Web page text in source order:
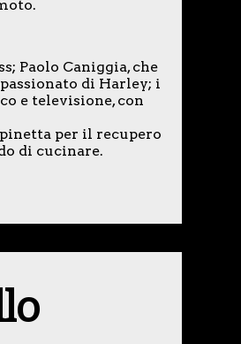
Paolo Caniggia, che
di Harley; i
e televisione, con
per il recupero
di cucinare.